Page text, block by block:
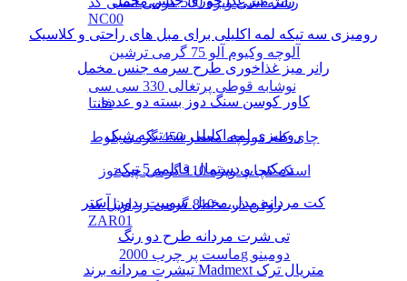
NC00
آلوچه وکیوم آلو 75 گرمی ترشین
نوشابه قوطی پرتغالی 330 سی سی
فانتا
چای کله مورچه معطر 450 گرمی بلوط
اسنک کچاپ ویژه 110 گرمی چی توز
روغن ذرت 810 گرمی زر اویل کد
ZAR01
ماست پر چرب 2000g دومینو
رومیزی سه تیکه لمه اکلیلی برای مبل های راحتی و کلاسیک
رانر میز غذاخوری طرح سرمه جنس مخمل
کاور کوسن سنگ دوز بسته دو عددی
رومیزی لمه اکلیلی سه تیکه شیک
دمکنی و دستمال قابلمه 5 تیکه
کت مردانه مدل مخمل سوییت بدون آستر
تی شرت مردانه طرح دو رنگ
تیشرت مردانه برند Madmext متریال ترک